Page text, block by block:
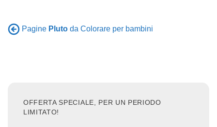
Pagine Pluto da Colorare per bambini
OFFERTA SPECIALE, PER UN PERIODO
LIMITATO!